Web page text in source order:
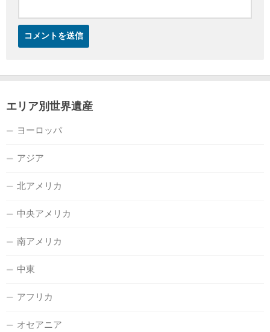
エリア別世界遺産
ヨーロッパ
アジア
北アメリカ
中央アメリカ
南アメリカ
中東
アフリカ
オセアニア